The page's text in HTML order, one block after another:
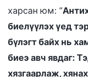
харсан юм: “
биелүүлэх үед
бүлэгт байх нь
биеэ авч явдаг:
хязгаарлаж,